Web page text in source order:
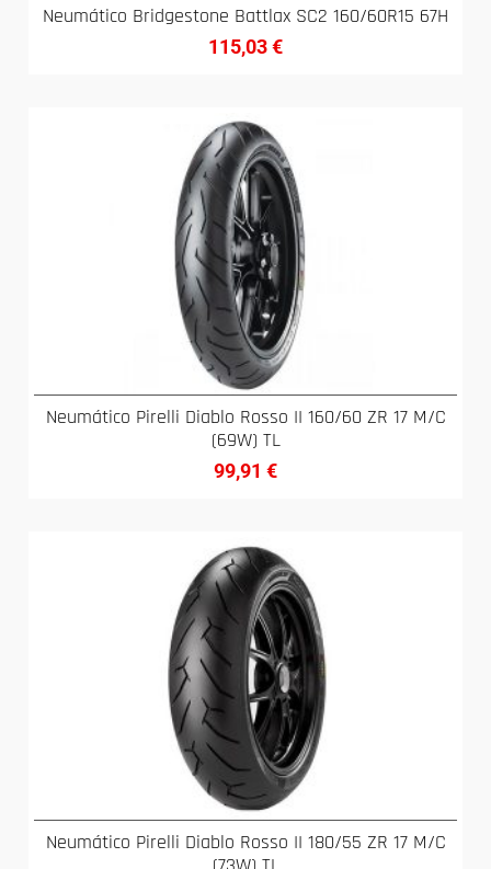
Neumático Bridgestone Battlax SC2 160/60R15 67H
115,03€
Neumático Pirelli Diablo Rosso II 160/60 ZR 17 M/C
(69W) TL
99,91 €
Neumático Pirelli Diablo Rosso II 180/55 ZR 17 M/C